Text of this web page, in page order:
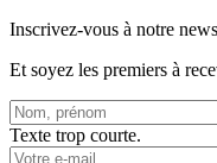
Inscrivez-vous à notre
Et soyez les premiers à
Texte trop courte.